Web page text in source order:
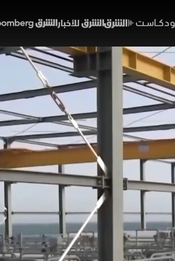
تقرير
من اضطراب الإمدادات عبر
وأن الأدوات الرئيسة شملت سحب
إلى أن الأسعار قد تشهد ارتفاعات